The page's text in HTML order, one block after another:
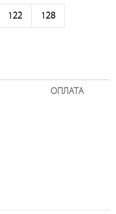
122 128
ОПЛАТА